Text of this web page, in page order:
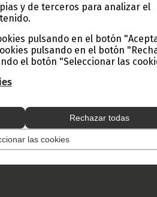
y de terceros para analizar el
pulsando en el botón
pulsando en el botón
el botón "Seleccionar las
Rechazar todas
las cookies